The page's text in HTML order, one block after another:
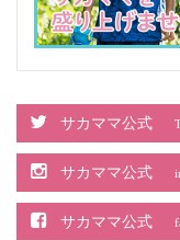
サカママ公式
サカママ公式
サカママ公式